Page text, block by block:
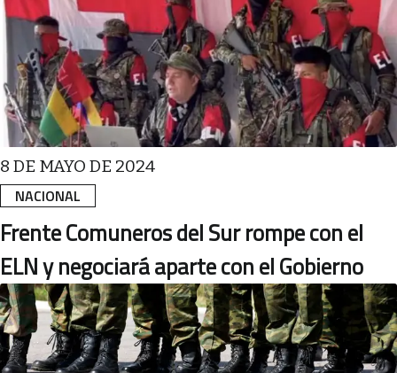
NACIONAL
8 DE MAYO DE 2024
Frente Comuneros del Sur rompe con el
ELN y negociará aparte con el Gobierno